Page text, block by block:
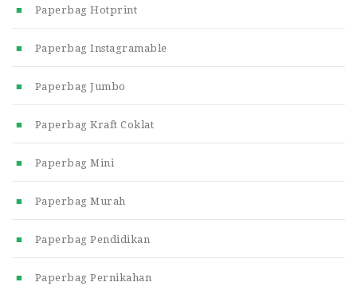
Paperbag Hotprint
Paperbag Instagramable
Paperbag Jumbo
Paperbag Kraft Coklat
Paperbag Mini
Paperbag Murah
Paperbag Pendidikan
Paperbag Pernikahan